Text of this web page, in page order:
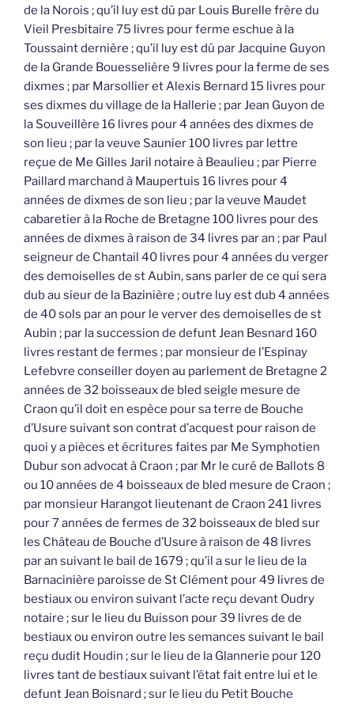
de la Norois ; qu’il luy est dû par Louis Burelle frère du
Vieil Presbitaire 75 livres pour ferme eschue à la
Toussaint dernière ; qu’il luy est dû par Jacquine Guyon
de la Grande Bouesselière 9 livres pour la ferme de ses
dixmes ; par Marsollier et Alexis Bernard 15 livres pour
ses dixmes du village de la Hallerie ; par Jean Guyon de
la Souveillère 16 livres pour 4 années des dixmes de
son lieu ; par la veuve Saunier 100 livres par lettre
reçue de Me Gilles Jaril notaire à Beaulieu ; par Pierre
Paillard marchand à Maupertuis 16 livres pour 4
années de dixmes de son lieu ; par la veuve Maudet
cabaretier à la Roche de Bretagne 100 livres pour des
années de dixmes à raison de 34 livres par an ; par Paul
seigneur de Chantail 40 livres pour 4 années du verger
des demoiselles de st Aubin, sans parler de ce qui sera
dub au sieur de la Bazinière ; outre luy est dub 4 années
de 40 sols par an pour le verver des demoiselles de st
Aubin ; par la succession de defunt Jean Besnard 160
livres restant de fermes ; par monsieur de l’Espinay
Lefebvre conseiller doyen au parlement de Bretagne 2
années de 32 boisseaux de bled seigle mesure de
Craon qu’il doit en espèce pour sa terre de Bouche
d’Usure suivant son contrat d’acquest pour raison de
quoi y a pièces et écritures faites par Me Symphotien
Dubur son advocat à Craon ; par Mr le curé de Ballots 8
ou 10 années de 4 boisseaux de bled mesure de Craon ;
par monsieur Harangot lieutenant de Craon 241 livres
pour 7 années de fermes de 32 boisseaux de bled sur
les Château de Bouche d’Usure à raison de 48 livres
par an suivant le bail de 1679 ; qu’il a sur le lieu de la
Barnacinière paroisse de St Clément pour 49 livres de
bestiaux ou environ suivant l’acte reçu devant Oudry
notaire ; sur le lieu du Buisson pour 39 livres de de
bestiaux ou environ outre les semances suivant le bail
reçu dudit Houdin ; sur le lieu de la Glannerie pour 120
livres tant de bestiaux suivant l’état fait entre lui et le
defunt Jean Boisnard ; sur le lieu du Petit Bouche